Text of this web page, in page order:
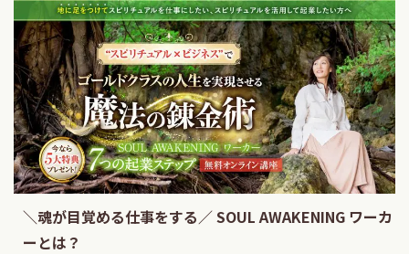
＼魂が目覚める仕事をする／ SOUL AWAKENING ワーカ
ーとは？